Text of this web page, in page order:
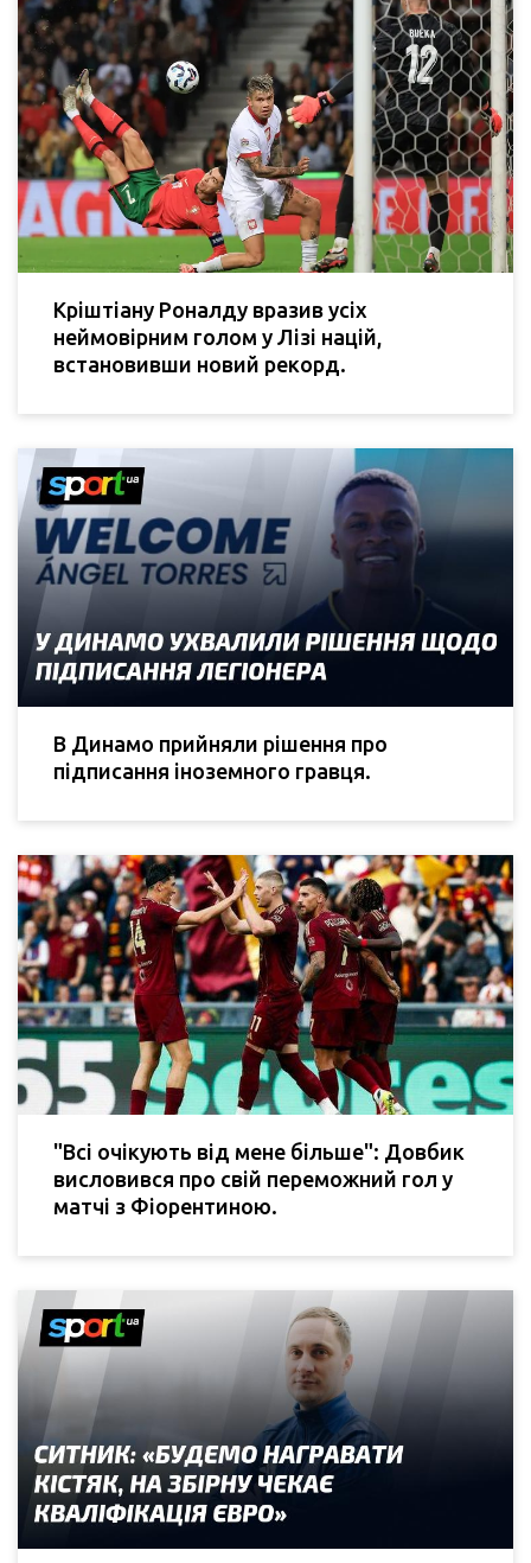
Кріштіану Роналду вразив усіх
неймовірним голом у Лізі націй,
встановивши новий рекорд.
В Динамо прийняли рішення про
підписання іноземного гравця.
"Всі очікують від мене більше": Довбик
висловився про свій переможний гол у
матчі з Фіорентиною.